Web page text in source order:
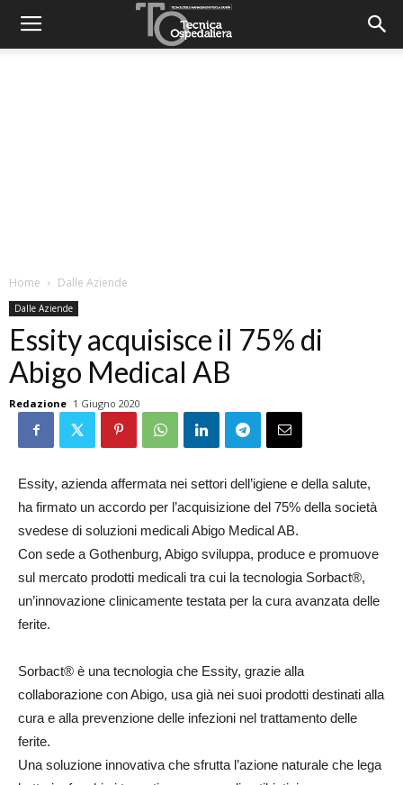
Home Dalle Aziende
Dalle Aziende
Essity acquisisce il 75% di
Abigo Medical AB
Redazione 1 Giugno 2020
Essity, azienda affermata nei settori dell’igiene e della salute,
ha firmato un accordo per l’acquisizione del 75% della società
svedese di soluzioni medicali Abigo Medical AB.
Con sede a Gothenburg, Abigo sviluppa, produce e promuove
sul mercato prodotti medicali tra cui la tecnologia Sorbact®,
un’innovazione clinicamente testata per la cura avanzata delle
ferite.
Sorbact® è una tecnologia che Essity, grazie alla
collaborazione con Abigo, usa già nei suoi prodotti destinati alla
cura e alla prevenzione delle infezioni nel trattamento delle
ferite.
Una soluzione innovativa che sfrutta l’azione naturale che lega